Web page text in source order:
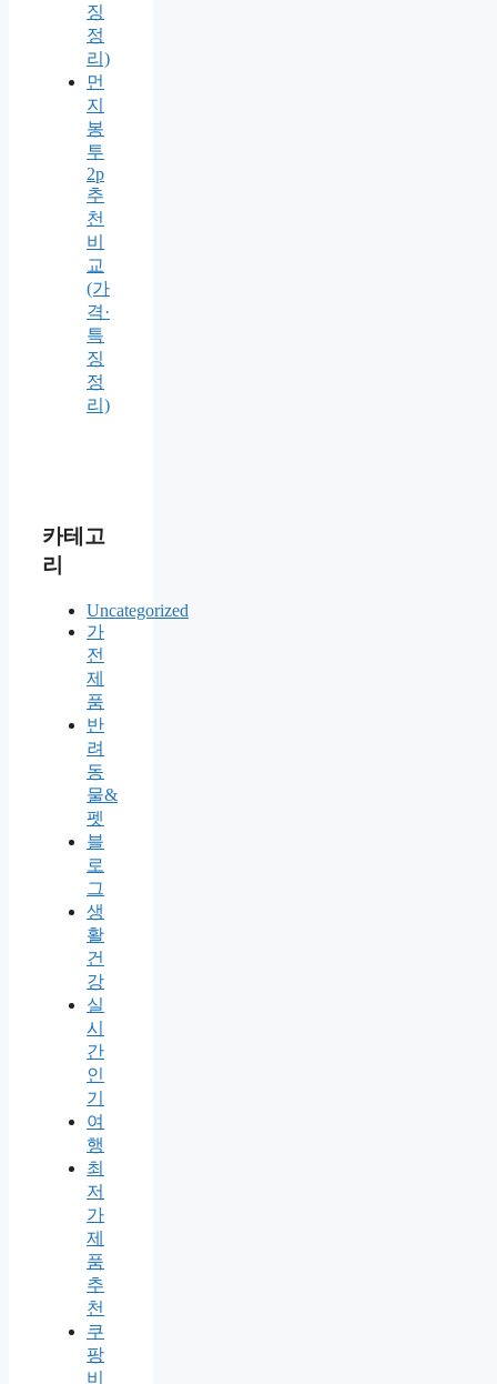
징
정
리)
먼
지
봉
투
2p
추
천
비
교
(가
격·
특
징
정
리)
카테고
리
Uncategorized
가
전
제
품
반
려
동
물&
펫
블
로
그
생
활
건
강
실
시
간
인
기
여
행
최
저
가
제
품
추
천
쿠
팡
비